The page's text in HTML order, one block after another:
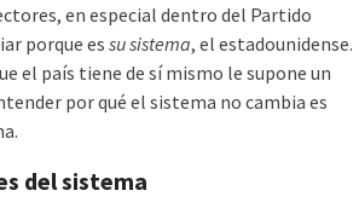
en especial dentro del Partido
porque es su sistema, el estadounidense.
el país tiene de sí mismo le supone un
por qué el sistema no cambia es
del sistema